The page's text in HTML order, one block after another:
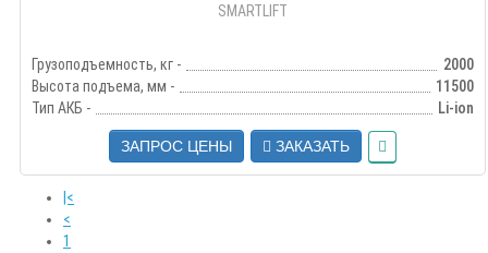
SMARTLIFT
Грузоподъемность, кг -
2000
Высота подъема, мм -
11500
Тип АКБ -
Li-ion
ЗАПРОС ЦЕНЫ ЗАКАЗАТЬ
|<
<
1